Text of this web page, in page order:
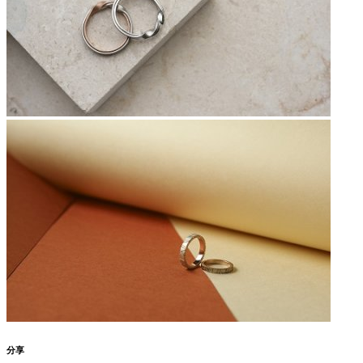
分享